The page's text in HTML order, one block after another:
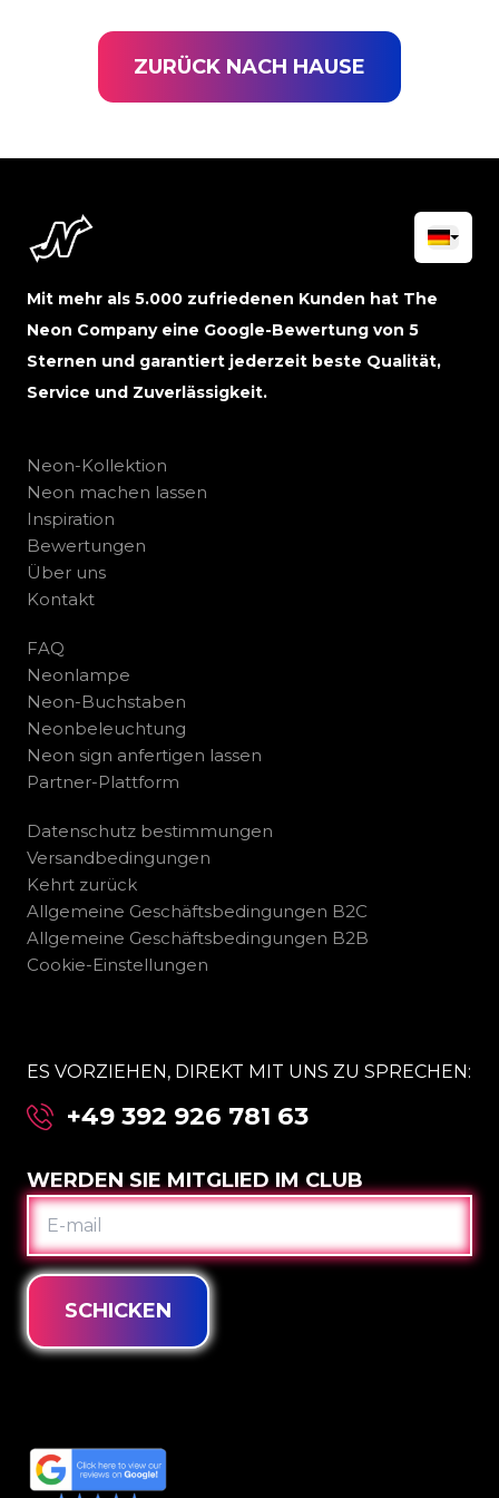
ZURÜCK NACH HAUSE
Mit mehr als 5.000 zufriedenen Kunden hat The
Neon Company eine Google-Bewertung von 5
Sternen und garantiert jederzeit beste Qualität,
Service und Zuverlässigkeit.
Neon-Kollektion
Neon machen lassen
Inspiration
Bewertungen
Über uns
Kontakt
FAQ
Neonlampe
Neon-Buchstaben
Neonbeleuchtung
Neon sign anfertigen lassen
Partner-Plattform
Datenschutz bestimmungen
Versandbedingungen
Kehrt zurück
Allgemeine Geschäftsbedingungen B2C
Allgemeine Geschäftsbedingungen B2B
Cookie-Einstellungen
ES VORZIEHEN, DIREKT MIT UNS ZU SPRECHEN:
+49 392 926 781 63
WERDEN SIE MITGLIED IM CLUB
E-
MAIL
SCHICKEN